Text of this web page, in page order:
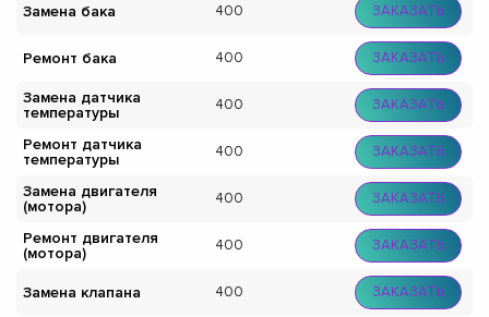
Замена бака 400 ЗАКАЗАТЬ
Ремонт бака 400 ЗАКАЗАТЬ
Замена датчика
температуры
400 ЗАКАЗАТЬ
Ремонт датчика
температуры
400 ЗАКАЗАТЬ
Замена двигателя
(мотора)
400 ЗАКАЗАТЬ
Ремонт двигателя
(мотора)
400 ЗАКАЗАТЬ
Замена клапана 400 ЗАКАЗАТЬ